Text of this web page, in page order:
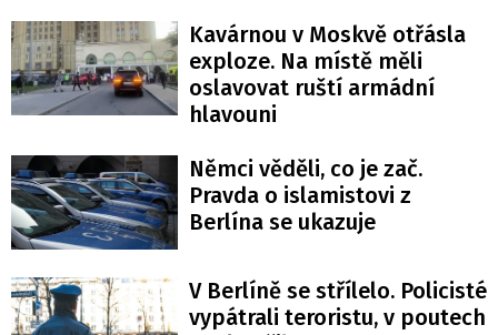
Kavárnou v Moskvě otřásla
exploze. Na místě měli
oslavovat ruští armádní
hlavouni
Němci věděli, co je zač.
Pravda o islamistovi z
Berlína se ukazuje
V Berlíně se střílelo. Policisté
vypátrali teroristu, v poutech